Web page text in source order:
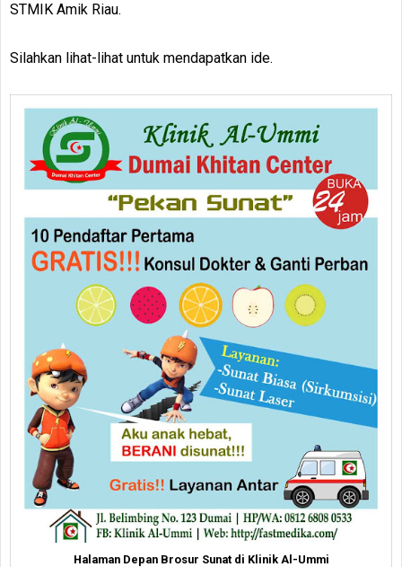
STMIK Amik Riau.
Silahkan lihat-lihat untuk mendapatkan ide.
Halaman Depan Brosur Sunat di Klinik Al-Ummi